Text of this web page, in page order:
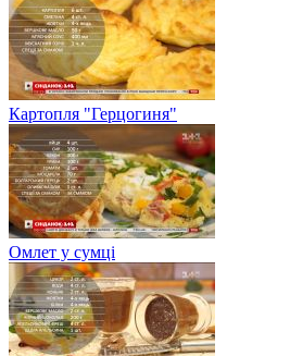
Картопля "Герцогиня"
Омлет у сумці